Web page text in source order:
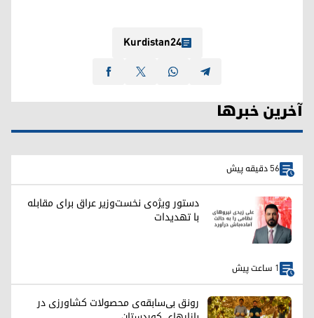
Kurdistan24
آخرین خبرها
56 دقیقه پیش
دستور ویژه‌ی نخست‌وزیر عراق برای مقابله
با تهدیدات
1 ساعت پیش
رونق بی‌سابقه‌ی محصولات کشاورزی در